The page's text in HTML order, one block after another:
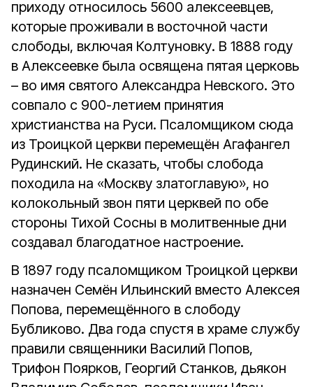
приходу относилось 5600 алексеевцев,
которые проживали в восточной части
слободы, включая Колтуновку. В 1888 году
в Алексеевке была освящена пятая церковь
– во имя святого Александра Невского. Это
совпало с 900-летием принятия
христианства на Руси. Псаломщиком сюда
из Троицкой церкви перемещён Агафангел
Рудинский. Не сказать, чтобы слобода
походила на «Москву златоглавую», но
колокольный звон пяти церквей по обе
стороны Тихой Сосны в молитвенные дни
создавал благодатное настроение.
В 1897 году псаломщиком Троицкой церкви
назначен Семён Ильинский вместо Алексея
Попова, перемещённого в слободу
Бубликово. Два года спустя в храме службу
правили священники Василий Попов,
Трифон Поярков, Георгий Станков, дьякон